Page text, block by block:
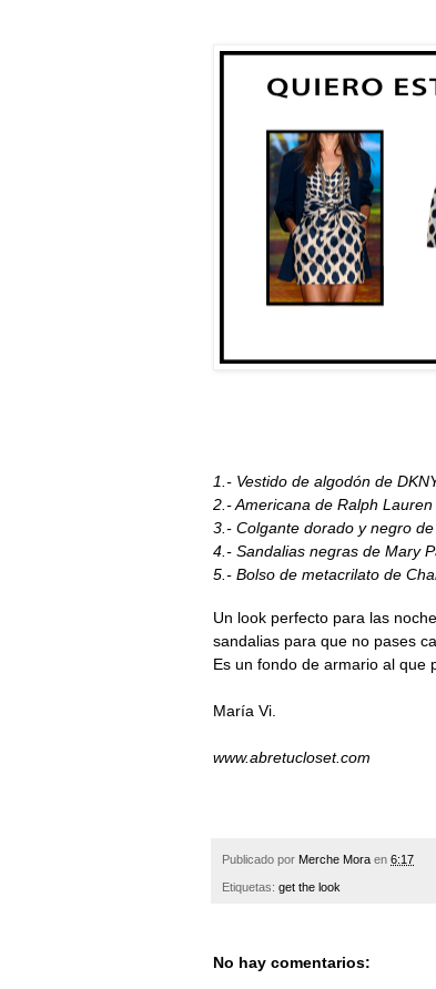
1.- Vestido de algodón de
2.- Americana de Ralph Lauren
3.- Colgante dorado y negro de
4.- Sandalias negras de Mary
5.- Bolso de metacrilato de
Un look perfecto para las
sandalias para que no pases
Es un fondo de armario al que
María Vi.
www.abretucloset.com
Publicado por Merche Mora en 6:17
Etiquetas: get the look
No hay comentarios: